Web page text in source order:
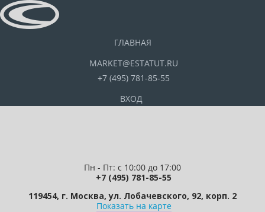
ГЛАВНАЯ
MARKET@ESTATUT.RU
+7 (495) 781-85-55
ВХОД
Пн - Пт: с 10:00 до 17:00
+7 (495) 781-85-55
119454, г. Москва, ул. Лобачевского, 92, корп. 2
Показать на карте